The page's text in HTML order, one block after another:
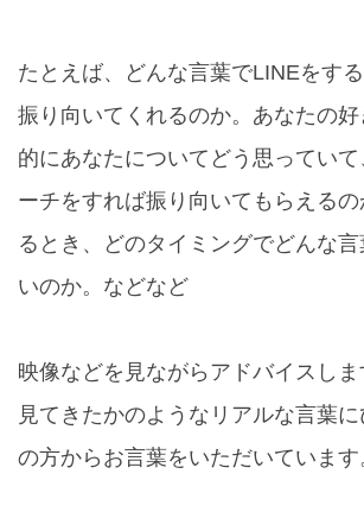
たとえば、どんな言葉でLINEをす
振り向いてくれるのか。あなたの
的にあなたについてどう思ってい
ーチをすれば振り向いてもらえる
るとき、どのタイミングでどんな
いのか。などなど
映像などを見ながらアドバイスし
見てきたかのようなリアルな言葉に
の方からお言葉をいただいています